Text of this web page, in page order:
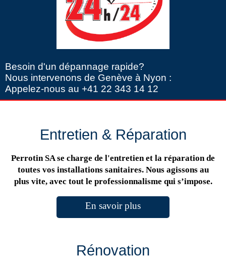
Besoin d'un dépannage rapide?
Nous intervenons de Genève à Nyon :
Appelez-nous au +41 22 343 14 12
Entretien & Réparation
Perrotin SA se charge de l'entretien et la réparation de
toutes vos installations sanitaires. Nous agissons au
plus vite, avec tout le professionnalisme qui s’impose.
En savoir plus
Rénovation